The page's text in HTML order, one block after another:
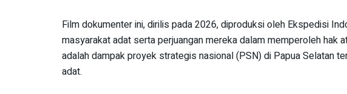
Film dokumenter ini, dirilis pada 2026, diproduksi oleh Ekspedisi
masyarakat adat serta perjuangan mereka dalam memperoleh hak
adalah dampak proyek strategis nasional (PSN) di Papua Selatan
adat.